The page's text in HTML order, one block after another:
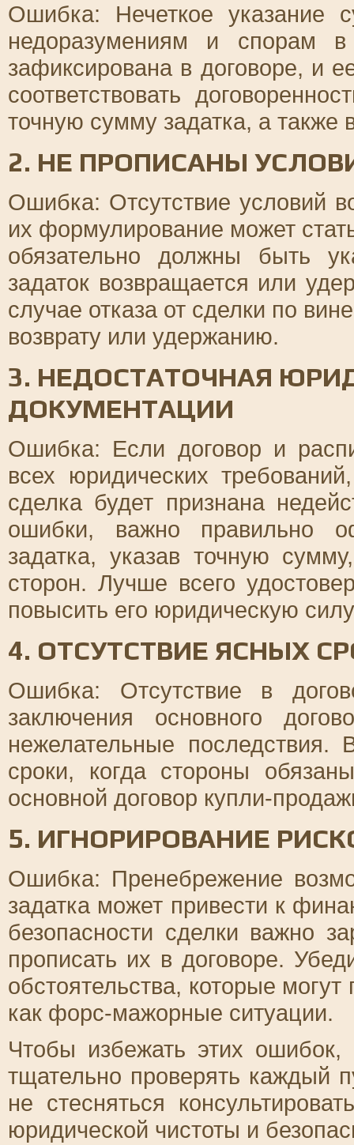
Ошибка: Нечеткое указание
недоразумениям и спорам
зафиксирована в договоре, и
соответствовать
точную сумму задатка, а также
2. НЕ ПРОПИСАНЫ
Ошибка: Отсутствие условий
их формулирование может
обязательно должны быть
задаток возвращается или
случае отказа от сделки по
возврату или удержанию.
3. НЕДОСТАТОЧНАЯ
ДОКУМЕНТАЦИИ
Ошибка: Если договор и
всех юридических
сделка будет признана
ошибки, важно правильно
задатка, указав точную
сторон. Лучше всего
повысить его юридическую
4. ОТСУТСТВИЕ ЯСНЫХ
Ошибка: Отсутствие в
заключения основного
нежелательные последствия.
сроки, когда стороны
основной договор купли-
5. ИГНОРИРОВАНИЕ
Ошибка: Пренебрежение
задатка может привести к
безопасности сделки важно
прописать их в договоре.
обстоятельства, которые могут
как форс-мажорные ситуации.
Чтобы избежать этих
тщательно проверять каждый
не стесняться
юридической чистоты и